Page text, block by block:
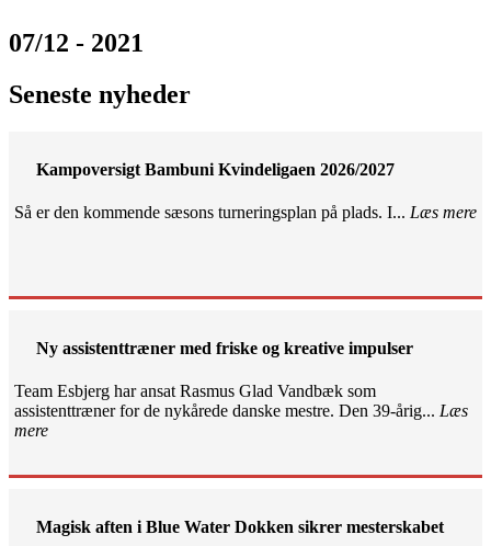
07/12 - 2021
Seneste nyheder
Kampoversigt Bambuni Kvindeligaen 2026/2027
Så er den kommende sæsons turneringsplan på plads. I... Læs mere
Ny assistenttræner med friske og kreative impulser
Team Esbjerg har ansat Rasmus Glad Vandbæk som
assistenttræner for de nykårede danske mestre. Den 39-årig... Læs
mere
Magisk aften i Blue Water Dokken sikrer mesterskabet